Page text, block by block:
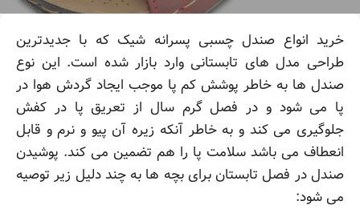
خرید انواع صندل چسبی پسرانه شیک که با جدیدترین
طراحی مدل های تابستانی وارد بازار شده است. این نوع
صندل ها به خاطر پوشش کم پا موجب ایجاد گردش هوا در
پا می شود و در فصل گرم سال از تعریق پا در کفش
جلوگیری می کند و به خاطر آنکه زیره آن پیو و نرم و قابل
انعطاف می باشد سلامت پا را هم تضمین می کند. پوشیدن
صندل در فصل تابستان برای بچه ها به چند دلیل زیر توصیه
می شود: